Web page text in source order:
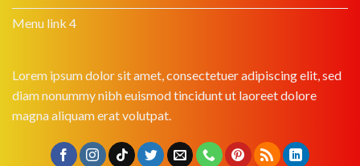
Menu link 4
Lorem ipsum dolor sit amet, consectetuer adipiscing elit, sed
diam nonummy nibh euismod tincidunt ut laoreet dolore
magna aliquam erat volutpat.